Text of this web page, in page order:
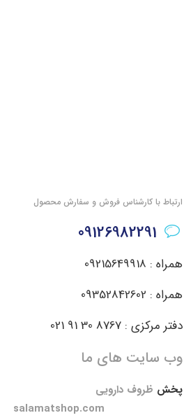
ارتباط با کارشناس فروش و سفارش محصول
همراه : 09215649918
همراه : 09352842602
دفتر مرکزی : 8767 30 91 021
وب سایت های ما
پخش ظروف دارویی
salamatshop.com